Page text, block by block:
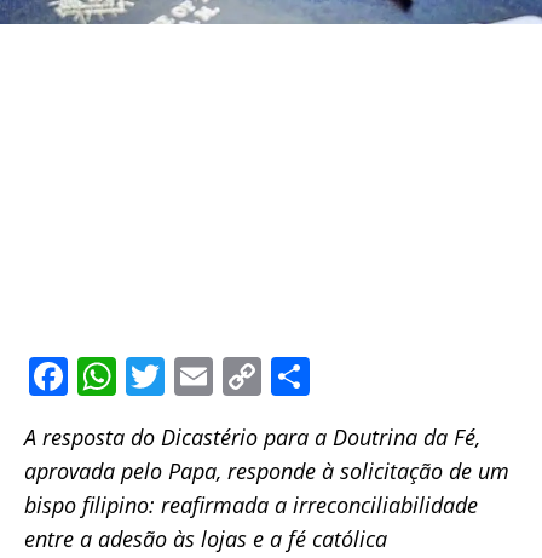
F
a
c
e
b
W
h
at
s
A
T
w
itt
er
E
m
ai
l
C
o
p
y
Li
ar
e
A resposta do Dicastério para a Doutrina da Fé,
aprovada pelo Papa, responde à solicitação de um
bispo filipino: reafirmada a irreconciliabilidade
entre a adesão às lojas e a fé católica